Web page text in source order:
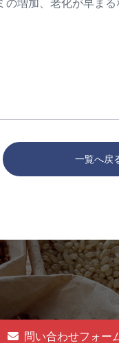
一覧へ戻
問い合わせフォー